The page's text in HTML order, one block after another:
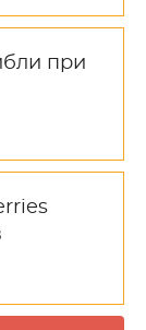
при